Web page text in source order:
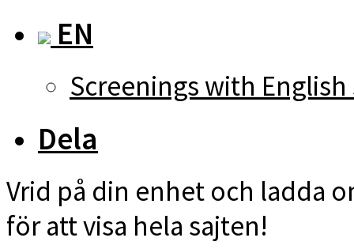
EN
Screenings with
Dela
Vrid på din enhet och ladda
för att visa hela sajten!